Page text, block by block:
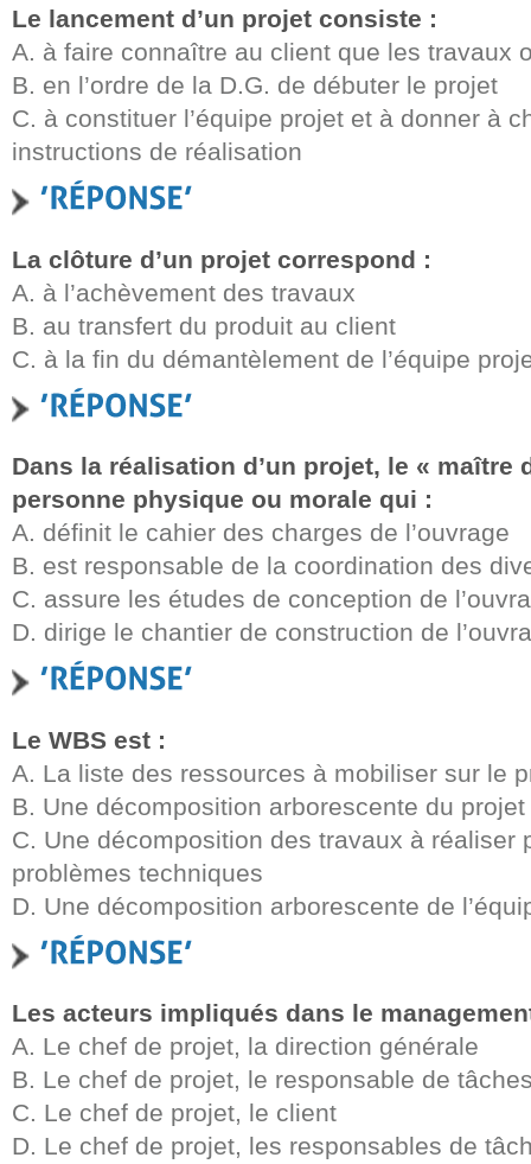
Le lancement d’un projet consiste :
A. à faire connaître au client que les travaux
B. en l’ordre de la D.G. de débuter le projet
C. à constituer l’équipe projet et à donner à
instructions de réalisation
La clôture d’un projet correspond :
A. à l’achèvement des travaux
B. au transfert du produit au client
C. à la fin du démantèlement de l’équipe
Dans la réalisation d’un projet, le « maître
personne physique ou morale qui :
A. définit le cahier des charges de l’ouvrage
B. est responsable de la coordination des
C. assure les études de conception de
D. dirige le chantier de construction de
Le WBS est :
A. La liste des ressources à mobiliser sur le
B. Une décomposition arborescente du
C. Une décomposition des travaux à réaliser
problèmes techniques
D. Une décomposition arborescente de
Les acteurs impliqués dans le
A. Le chef de projet, la direction générale
B. Le chef de projet, le responsable de
C. Le chef de projet, le client
D. Le chef de projet, les responsables de